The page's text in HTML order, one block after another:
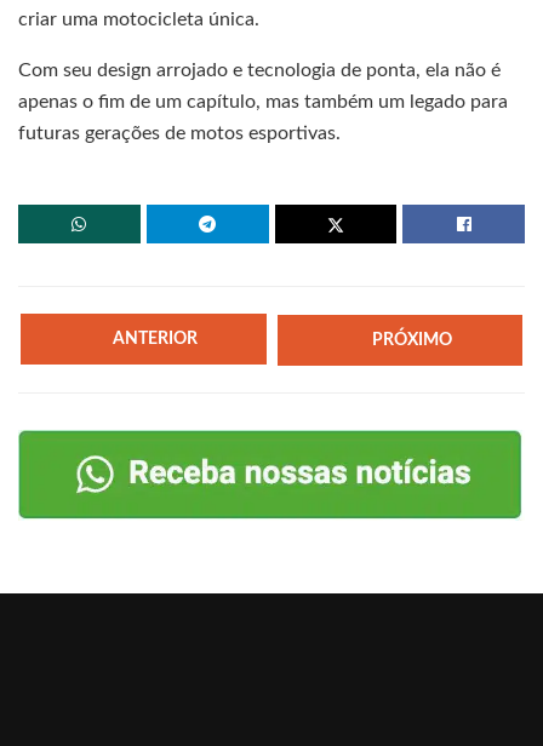
criar uma motocicleta única.
Com seu design arrojado e tecnologia de ponta, ela não é
apenas o fim de um capítulo, mas também um legado para
futuras gerações de motos esportivas.
ANTERIOR PRÓXIMO